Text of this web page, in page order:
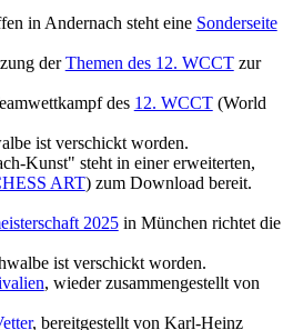
in Andernach steht eine Sonderseite
derThemen des 12. WCCTzur
des 12. WCCT(World
ist verschickt worden.
Kunst" steht in einer erweiterten,
ART) zum Download bereit.
2025in München richtet die
ist verschickt worden.
, wieder zusammengestellt von
, bereitgestellt von Karl-Heinz